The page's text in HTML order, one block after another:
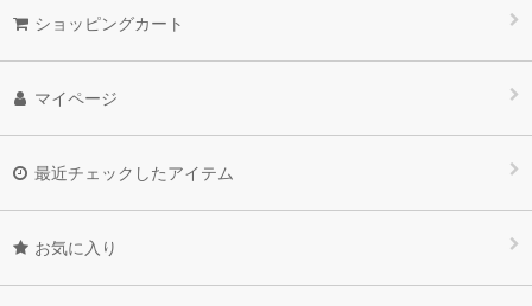
ショッピングカート
マイページ
最近チェックしたアイテム
お気に入り